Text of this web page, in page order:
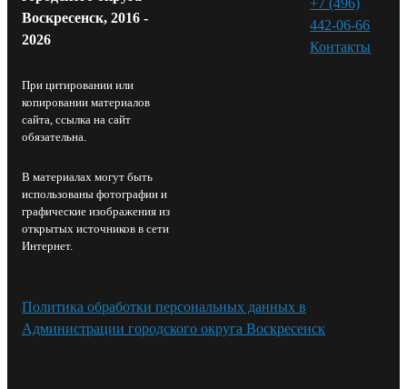
Воскресенск, 2016 -
2026
При цитировании или
копировании материалов
сайта, ссылка на сайт
обязательна.
В материалах могут быть
использованы фотографии и
графические изображения из
открытых источников в сети
Интернет.
442-06-66
Контакты⁠
Политика обработки персональных данных в
Администрации городского округа Воскресенск